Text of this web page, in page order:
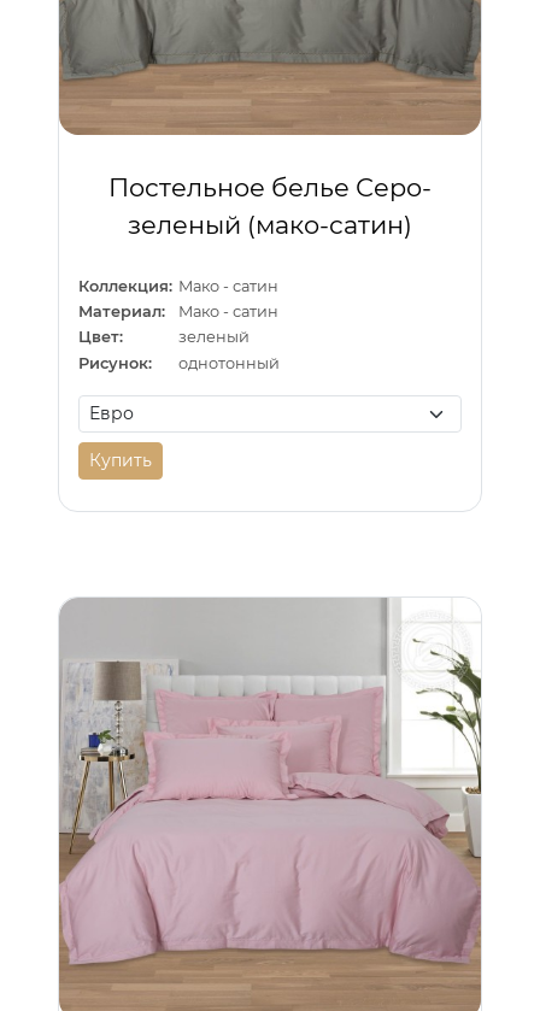
Постельное белье Серо-
зеленый (мако-сатин)
Коллекция: Мако - сатин
Материал:
Мако - сатин
Цвет:
зеленый
Рисунок:
однотонный
Купить